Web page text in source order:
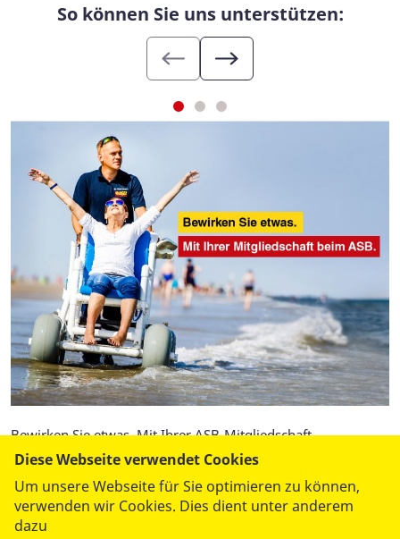
So können Sie uns unterstützen:
Bewirken Sie etwas. Mit Ihrer ASB-Mitgliedschaft.
Werden Sie Samariter!
Mehr lesen
Diese Webseite verwendet Cookies
Um unsere Webseite für Sie optimieren zu können,
verwenden wir Cookies. Dies dient unter anderem
dazu